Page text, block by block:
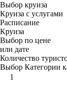
Выбор круиза
Круиза с услугами
Расписание
Круиза
Выбор по цене
или дате
Количество
Выбор Категории
1